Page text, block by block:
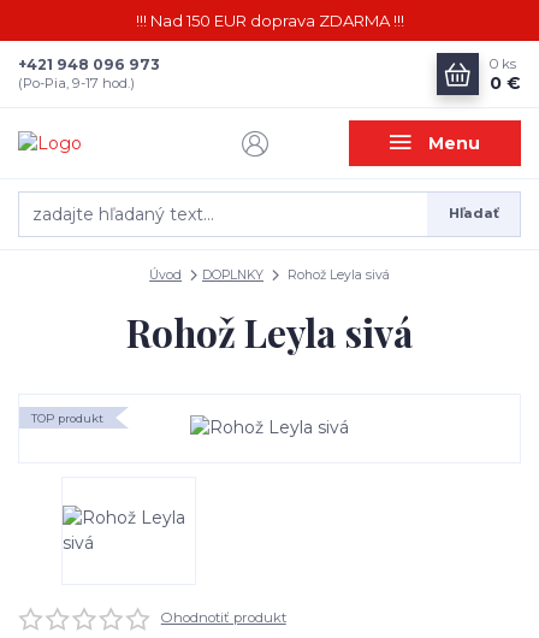
!!! Nad 150 EUR doprava ZDARMA !!!
Menu
Hľadať
+421 948 096 973
(Po-Pia, 9-17 hod.)
0 ks
0 €
Úvod DOPLNKY Rohož Leyla sivá
Rohož Leyla sivá
TOP produkt
Ohodnotiť produkt